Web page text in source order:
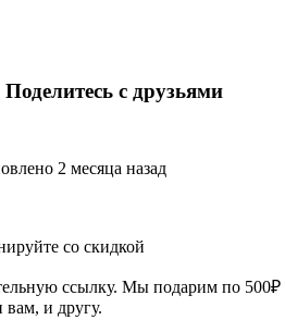
с друзьями
2 месяца назад
со скидкой
ссылку. Мы подарим по 500₽
и другу.